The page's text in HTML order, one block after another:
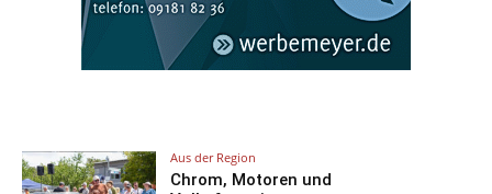
Aus der Region
Chrom, Motoren und